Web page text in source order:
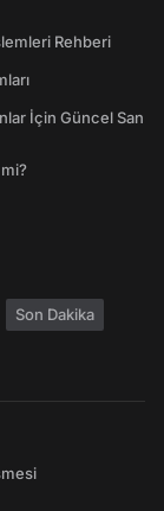
Rehberi
İçin Güncel San
Son Dakika